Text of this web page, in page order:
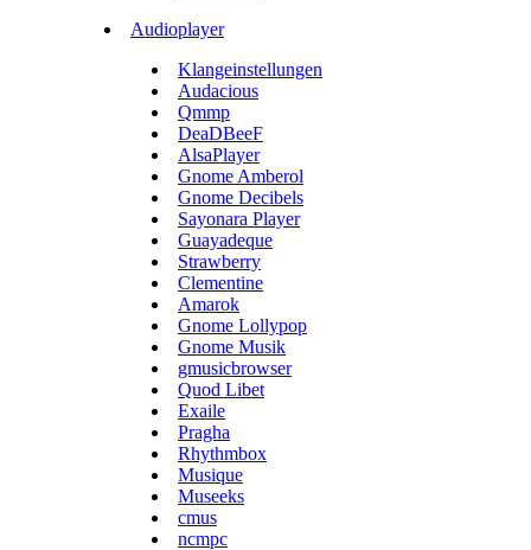
Audioplayer
Klangeinstellungen
Audacious
Qmmp
DeaDBeeF
AlsaPlayer
Gnome Amberol
Gnome Decibels
Sayonara Player
Guayadeque
Strawberry
Clementine
Amarok
Gnome Lollypop
Gnome Musik
gmusicbrowser
Quod Libet
Exaile
Pragha
Rhythmbox
Musique
Museeks
cmus
ncmpc